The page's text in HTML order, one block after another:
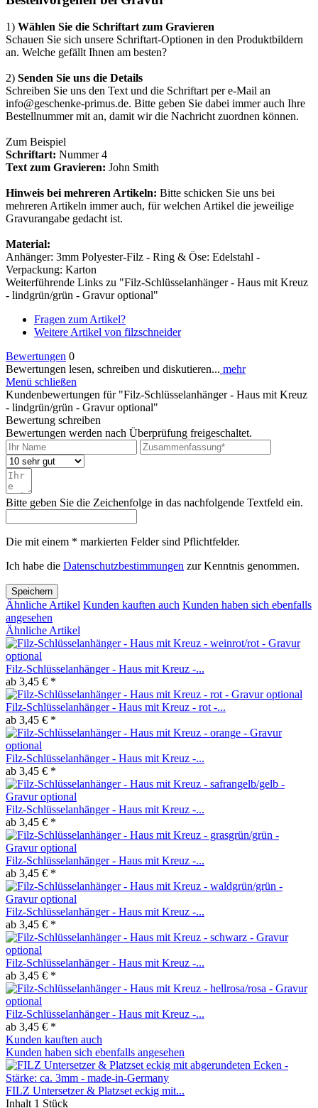
1) Wählen Sie die Schriftart zum Gravieren
Schauen Sie sich unsere Schriftart-Optionen in den Produktbildern
an. Welche gefällt Ihnen am besten?
2) Senden Sie uns die Details
Schreiben Sie uns den Text und die Schriftart per e-Mail an
info@geschenke-primus.de. Bitte geben Sie dabei immer auch Ihre
Bestellnummer mit an, damit wir die Nachricht zuordnen können.
Zum Beispiel
Schriftart: Nummer 4
Text zum Gravieren: John Smith
Hinweis bei mehreren Artikeln: Bitte schicken Sie uns bei
mehreren Artikeln immer auch, für welchen Artikel die jeweilige
Gravurangabe gedacht ist.
Material:
Anhänger: 3mm Polyester-Filz - Ring & Öse: Edelstahl -
Verpackung: Karton
Weiterführende Links zu "Filz-Schlüsselanhänger - Haus mit Kreuz
- lindgrün/grün - Gravur optional"
Fragen zum Artikel?
Weitere Artikel von filzschneider
Bewertungen 0
Bewertungen lesen, schreiben und diskutieren... mehr
Menü schließen
Kundenbewertungen für "Filz-Schlüsselanhänger - Haus mit Kreuz
- lindgrün/grün - Gravur optional"
Bewertung schreiben
Bewertungen werden nach Überprüfung freigeschaltet.
Bitte geben Sie die Zeichenfolge in das nachfolgende Textfeld ein.
Die mit einem * markierten Felder sind Pflichtfelder.
Ich habe die Datenschutzbestimmungen zur Kenntnis genommen.
Speichern
Ähnliche Artikel Kunden kauften auch Kunden haben sich ebenfalls
angesehen
Ähnliche Artikel
Filz-Schlüsselanhänger - Haus mit Kreuz -...
ab 3,45 € *
Filz-Schlüsselanhänger - Haus mit Kreuz - rot -...
ab 3,45 € *
Filz-Schlüsselanhänger - Haus mit Kreuz -...
ab 3,45 € *
Filz-Schlüsselanhänger - Haus mit Kreuz -...
ab 3,45 € *
Filz-Schlüsselanhänger - Haus mit Kreuz -...
ab 3,45 € *
Filz-Schlüsselanhänger - Haus mit Kreuz -...
ab 3,45 € *
Filz-Schlüsselanhänger - Haus mit Kreuz -...
ab 3,45 € *
Filz-Schlüsselanhänger - Haus mit Kreuz -...
ab 3,45 € *
Kunden kauften auch
Kunden haben sich ebenfalls angesehen
FILZ Untersetzer & Platzset eckig mit...
Inhalt 1 Stück